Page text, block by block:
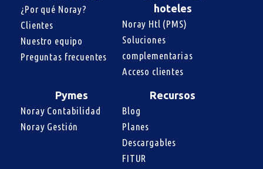
¿Por qué Noray?
Clientes
Nuestro equipo
Preguntas frecuentes
hoteles
Noray Htl (PMS)
Soluciones
complementarias
Acceso clientes
Pymes
Noray Contabilidad
Noray Gestión
Recursos
Blog
Planes
Descargables
FITUR